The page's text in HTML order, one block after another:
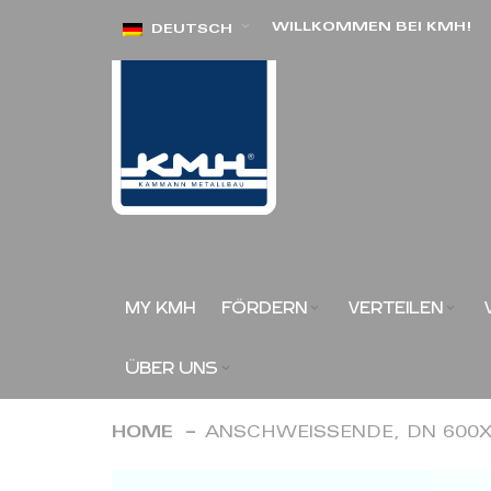
Direkt DEUTSCH WILLKOMMEN BEI KMH!
MY KMH FÖRDERN VERTEILEN
ÜBER UNS
HOME ANSCHWEISSENDE, DN